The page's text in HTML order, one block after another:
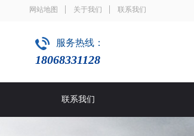
网站地图 关于我们 联系我们
服务热线：
18068331128
联系我们